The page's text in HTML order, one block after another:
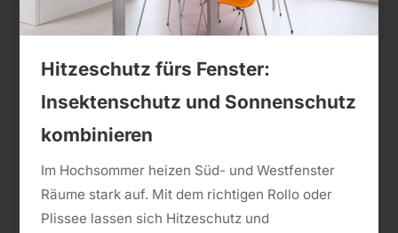
Hitzeschutz fürs Fenster:
Insektenschutz und Sonnenschutz
kombinieren
Im Hochsommer heizen Süd- und Westfenster
Räume stark auf. Mit dem richtigen Rollo oder
Plissee lassen sich Hitzeschutz und